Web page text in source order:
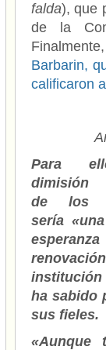
falda), que
de la
Barbarin,
calificaron
Para
dimisión
de los
sería
ha sabido
sus fieles.
«Aunque